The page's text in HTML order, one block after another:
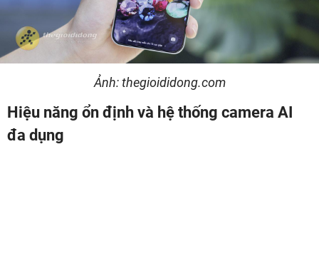
Ảnh: thegioididong.com
Hiệu năng ổn định và hệ thống camera AI
đa dụng